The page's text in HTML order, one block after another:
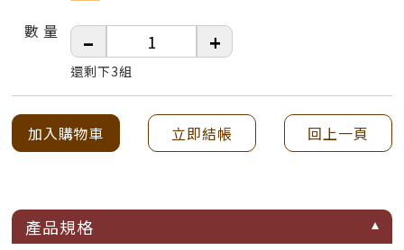
數 量 – +
還剩下3組
加入購物車 立即結帳 回上一頁
產品規格